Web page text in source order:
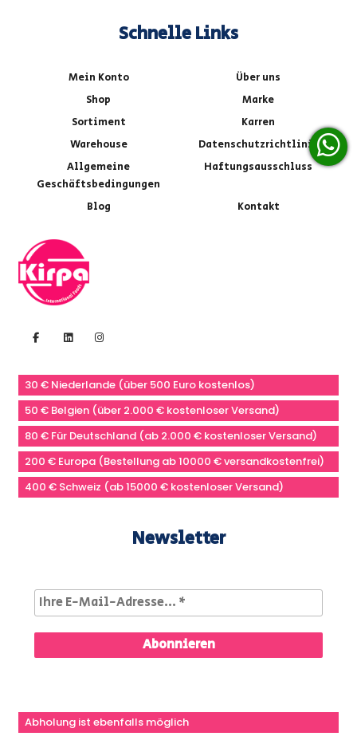
Schnelle Links
Mein Konto
Über uns
Shop
Marke
Sortiment
Karren
Warehouse
Datenschutzrichtlinie
Allgemeine
Geschäftsbedingungen
Haftungsausschluss
Blog Kontakt
30 € Niederlande (über 500 Euro kostenlos)
50 € Belgien (über 2.000 € kostenloser Versand)
80 € Für Deutschland (ab 2.000 € kostenloser Versand)
200 € Europa (Bestellung ab 10000 € versandkostenfrei)
400 € Schweiz (ab 15000 € kostenloser Versand)
Newsletter
Abholung ist ebenfalls möglich